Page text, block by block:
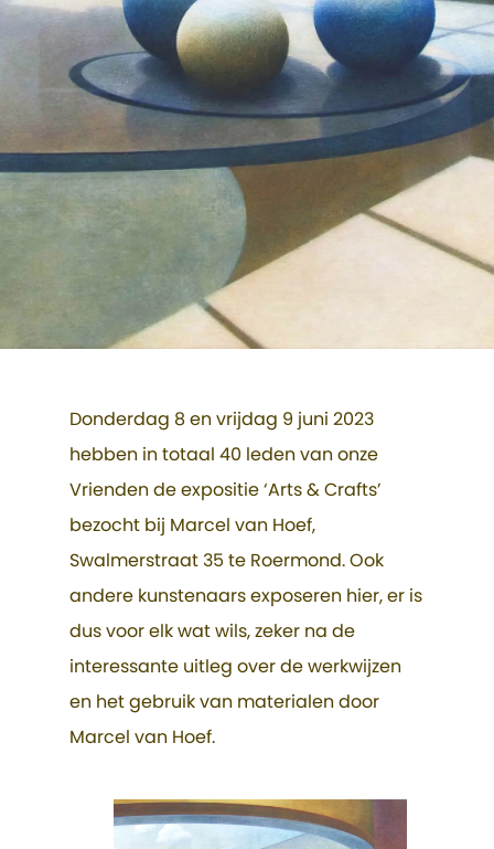
Donderdag 8 en vrijdag 9 juni 2023
hebben in totaal 40 leden van onze
Vrienden de expositie ‘Arts & Crafts’
bezocht bij Marcel van Hoef,
Swalmerstraat 35 te Roermond. Ook
andere kunstenaars exposeren hier, er is
dus voor elk wat wils, zeker na de
interessante uitleg over de werkwijzen
en het gebruik van materialen door
Marcel van Hoef.